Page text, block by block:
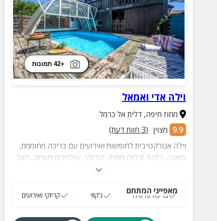
+42 תמונות
וילה אדי ואמאל
מחוז חיפה, דלית אל כרמל
9.9 מצוין (
3 חוות דעת)
וילה אטרקטיבית לחופשות ואירועים עם בריכה מחוממת,
סאונה, ג'קוזי זרמים מפנק, קריוקי, שולחנות משחק, חצר
מטופחת, מתקני טאבון וברביקיו, אפשרות לארוחות
מאפייני המתחם
בריכה פרטית ג‘קוזי קריוקי ואירועים